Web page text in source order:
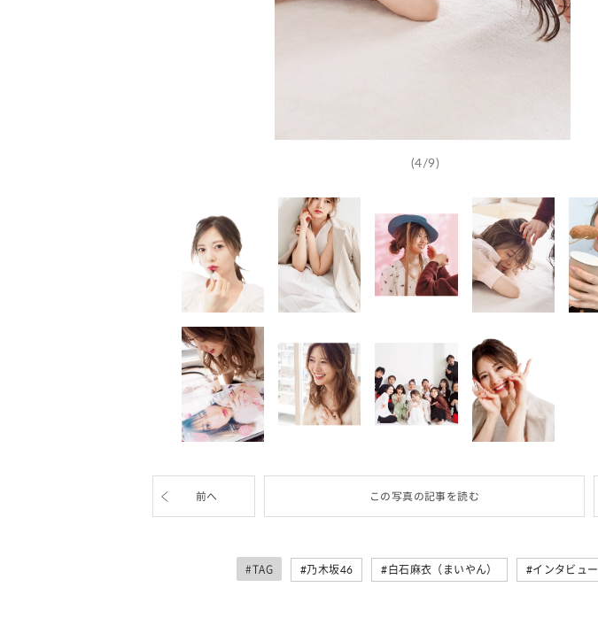
(4/9)
前へ この写真の記事を読む
#TAG 乃木坂46 白石麻衣（まいやん） インタビュー